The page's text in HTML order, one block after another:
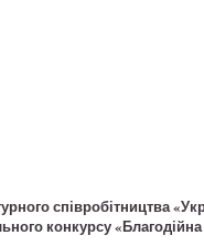
співробітництва
конкурсу «Благодійна